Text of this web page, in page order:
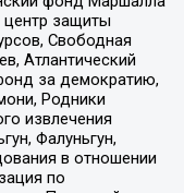
защиты
Свободная
Атлантический
за демократию,
Родники
извлечения
Фалуньгун,
в отношении
по